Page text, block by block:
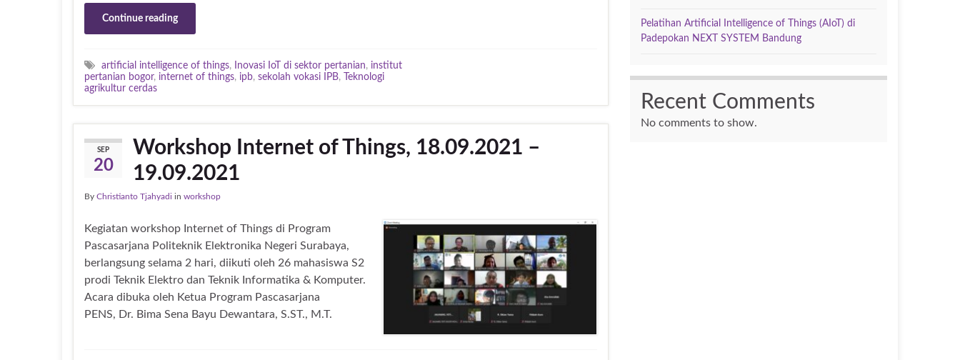
Continue reading
artificial intelligence of things, Inovasi IoT di sektor pertanian, institut
pertanian bogor, internet of things, ipb, sekolah vokasi IPB,
Teknologi
agrikultur cerdas
SEP
20
Workshop Internet of Things, 18.09.2021 –
19.09.2021
By Christianto Tjahyadi in workshop
Kegiatan workshop Internet of Things di Program
Pascasarjana Politeknik Elektronika Negeri Surabaya,
berlangsung selama 2 hari, diikuti oleh 26 mahasiswa S2
prodi Teknik Elektro dan Teknik Informatika & Komputer.
Acara dibuka oleh Ketua Program Pascasarjana
PENS, Dr. Bima Sena Bayu Dewantara, S.ST., M.T.
Pelatihan Artificial Intelligence of Things (AIoT) di
Padepokan NEXT SYSTEM Bandung
Recent Comments
No comments to show.